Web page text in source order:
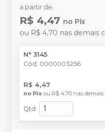
a partir de:
R$ 4,47 no Pix
ou R$ 4,70 nas demais
N° 3145
Cód. 0000003256
R$ 4,47
no Pix ou R$ 4,70 nas demais
Qtd :